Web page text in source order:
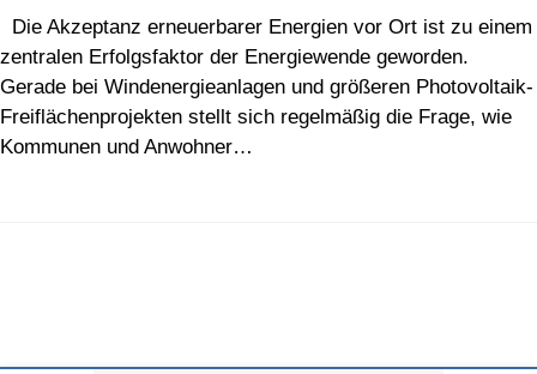
Die Akzeptanz erneuerbarer Energien vor Ort ist zu einem
zentralen Erfolgsfaktor der Energiewende geworden.
Gerade bei Windenergieanlagen und größeren Photovoltaik-
Freiflächenprojekten stellt sich regelmäßig die Frage, wie
Kommunen und Anwohner…